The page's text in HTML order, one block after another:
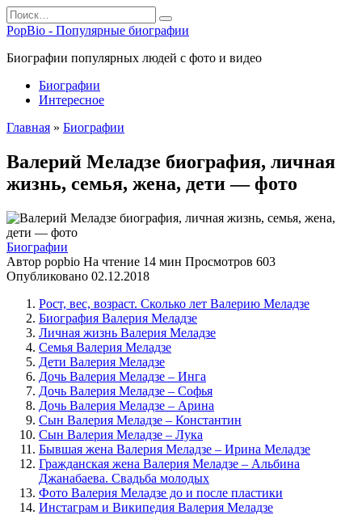
Перейти
к
содержанию
Search
for:
PopBio - Популярные биографии
Биографии популярных людей с фото и видео
Биографии
Интересное
Главная » Биографии
Валерий Меладзе биография, личная
жизнь, семья, жена, дети — фото
Биографии
Автор popbio На чтение 14 мин Просмотров 603
Опубликовано 02.12.2018
Рост, вес, возраст. Сколько лет Валерию Меладзе
Биография Валерия Меладзе
Личная жизнь Валерия Меладзе
Семья Валерия Меладзе
Дети Валерия Меладзе
Дочь Валерия Меладзе – Инга
Дочь Валерия Меладзе – Софья
Дочь Валерия Меладзе – Арина
Сын Валерия Меладзе – Константин
Сын Валерия Меладзе – Лука
Бывшая жена Валерия Меладзе – Ирина Меладзе
Гражданская жена Валерия Меладзе – Альбина
Джанабаева. Свадьба молодых
Фото Валерия Меладзе до и после пластики
Инстаграм и Википедия Валерия Меладзе